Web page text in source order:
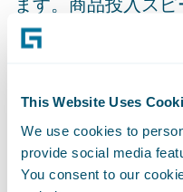
This Website Uses
We use cookies to
provide social media
You consent to our
の向上、業務効率
成果を実現し、保
てまいります。」
ガイドワイアは、